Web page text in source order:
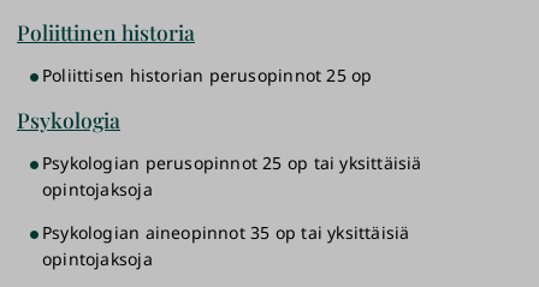
Poliittinen historia
Poliittisen historian perusopinnot 25 op
Psykologia
Psykologian perusopinnot 25 op tai yksittäisiä
opintojaksoja
Psykologian aineopinnot 35 op tai yksittäisiä
opintojaksoja